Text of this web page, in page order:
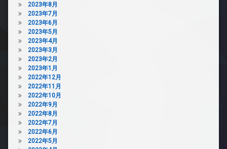
2023年8月
2023年7月
2023年6月
2023年5月
2023年4月
2023年3月
2023年2月
2023年1月
2022年12月
2022年11月
2022年10月
2022年9月
2022年8月
2022年7月
2022年6月
2022年5月